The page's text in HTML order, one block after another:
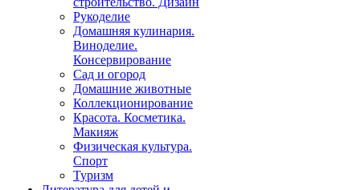
Рукоделие
Домашняя кулинария.
Виноделие.
Консервирование
Сад и огород
Домашние животные
Коллекционирование
Красота. Косметика.
Макияж
Физическая культура.
Спорт
Туризм